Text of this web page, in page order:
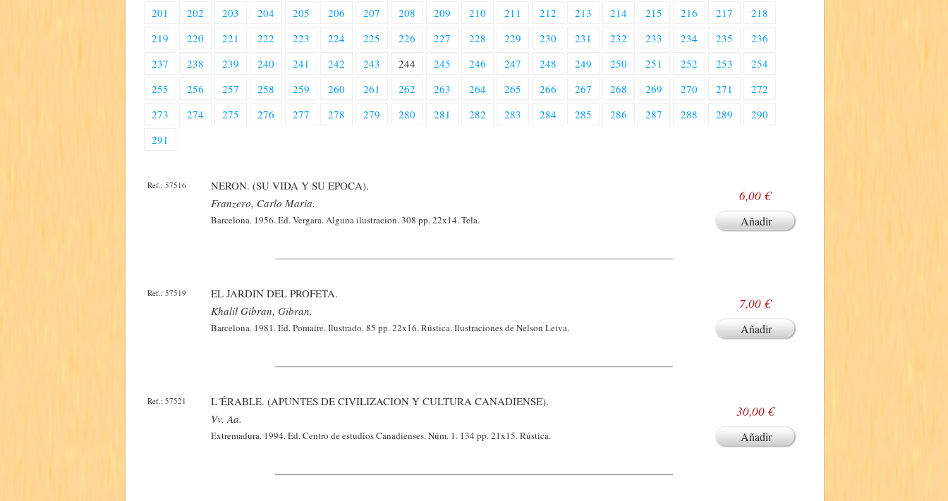
201
202 203 204 205 206 207 208 209 210 211 212 213 214 215 216 217
218
219
220 221 222 223 224 225 226 227 228 229 230 231 232 233 234 235
236
237
238 239 240 241 242 243 244 245 246 247 248 249 250 251 252 253
254
255
256 257 258 259 260 261 262 263 264 265 266 267 268 269 270 271
272
273
274 275 276 277 278 279 280 281 282 283 284 285 286 287 288 289
290
291
Ref.: 57516
NERON. (SU VIDA Y SU EPOCA).
Franzero, Carlo Maria.
Barcelona. 1956. Ed. Vergara. Alguna ilustracion. 308 pp. 22x14. Tela.
6,00 €
Añadir
Ref.: 57519
EL JARDIN DEL PROFETA.
Khalil Gibran, Gibran.
Barcelona. 1981. Ed. Pomaire. Ilustrado. 85 pp. 22x16. Rústica. Ilustraciones de Nelson Leiva.
7,00 €
Añadir
Ref.: 57521
L´ÉRABLE. (APUNTES DE CIVILIZACION Y CULTURA CANADIENSE).
Vv. Aa.
Extremadura. 1994. Ed. Centro de estudios Canadienses. Núm. 1. 134 pp. 21x15. Rústica.
30,00 €
Añadir